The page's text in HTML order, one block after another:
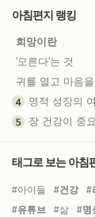
아침편지 랭킹
희망이란
'모른다'는 것
영적 성장의
장 건강이 중
태그로 보는 아침
#아이들 #건강
#
#유튜브
#삶
#명